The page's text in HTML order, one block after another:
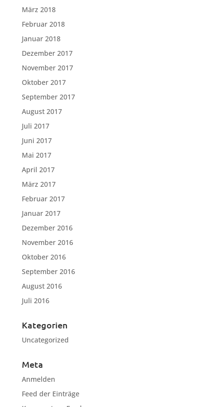
März 2018
Februar 2018
Januar 2018
Dezember 2017
November 2017
Oktober 2017
September 2017
August 2017
Juli 2017
Juni 2017
Mai 2017
April 2017
März 2017
Februar 2017
Januar 2017
Dezember 2016
November 2016
Oktober 2016
September 2016
August 2016
Juli 2016
Kategorien
Uncategorized
Meta
Anmelden
Feed der Einträge